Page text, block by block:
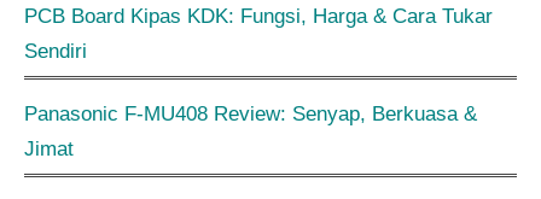
PCB Board Kipas KDK: Fungsi, Harga & Cara Tukar
Sendiri
Panasonic F-MU408 Review: Senyap, Berkuasa &
Jimat